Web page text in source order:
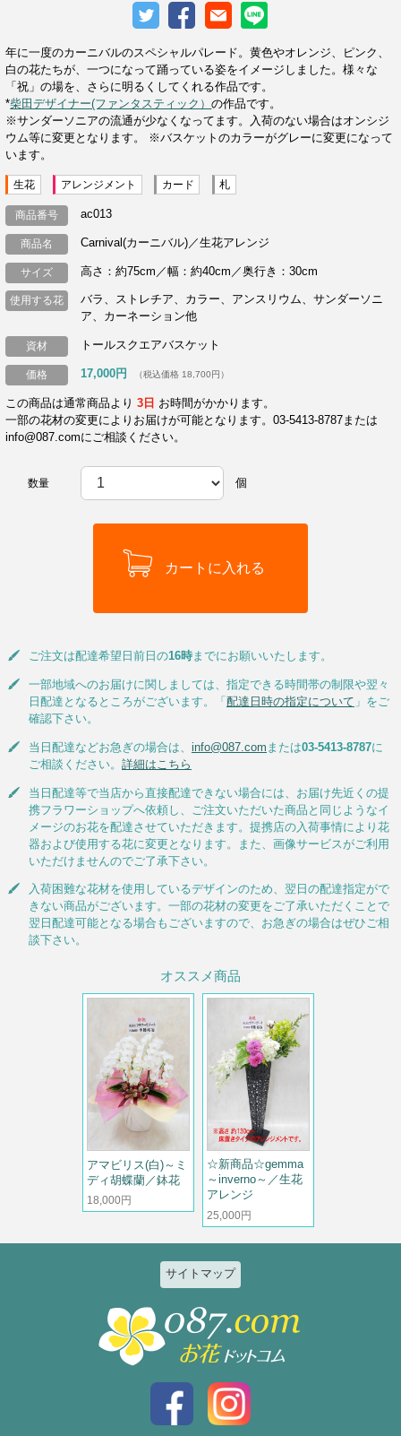
年に一度のカーニバルのスペシャルパレード。黄色やオレンジ、ピンク、
白の花たちが、一つになって踊っている姿をイメージしました。様々な
「祝」の場を、さらに明るくしてくれる作品です。
*柴田デザイナー(ファンタスティック）の作品です。
※サンダーソニアの流通が少なくなってます。入荷のない場合はオンシジ
ウム等に変更となります。 ※バスケットのカラーがグレーに変更になって
います。
生花 アレンジメント カード 札
商品番号 ac013
商品名 Carnival(カーニバル)／生花アレンジ
サイズ 高さ：約75cm／幅：約40cm／奥行き：30cm
使用する花
バラ、ストレチア、カラー、アンスリウム、サンダーソニ
ア、カーネーション他
資材 トールスクエアバスケット
価格 17,000円 （税込価格 18,700円）
この商品は通常商品より3日 お時間がかかります。
一部の花材の変更によりお届けが可能となります。03-5413-8787または
info@087.comにご相談ください。
数量 個
ご注文は配達希望日前日の16時までにお願いいたします。
一部地域へのお届けに関しましては、指定できる時間帯の制限や翌々
日配達となるところがございます。「 配達日時の指定について 」をご
確認下さい。
当日配達などお急ぎの場合は、 info@087.com または03-5413-8787に
ご相談ください。 詳細はこちら
当日配達等で当店から直接配達できない場合には、お届け先近くの提
携フラワーショップへ依頼し、ご注文いただいた商品と同じようなイ
メージのお花を配達させていただきます。提携店の入荷事情により花
器および使用する花に変更となります。また、画像サービスがご利用
いただけませんのでご了承下さい。
入荷困難な花材を使用しているデザインのため、翌日の配達指定がで
きない商品がございます。一部の花材の変更をご了承いただくことで
翌日配達可能となる場合もございますので、お急ぎの場合はぜひご相
談下さい。
オススメ商品
アマビリス(白)～ミ
ディ胡蝶蘭／鉢花
18,000円
☆新商品☆gemma
～inverno～／生花
アレンジ
25,000円
サイトマップ
特集
2026ひまわりと夏の花特集
お祝い花特集～開店・移転・就
個人のお客様
結婚記念日
入社・退職
結婚